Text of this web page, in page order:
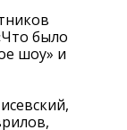
было
шоу» и